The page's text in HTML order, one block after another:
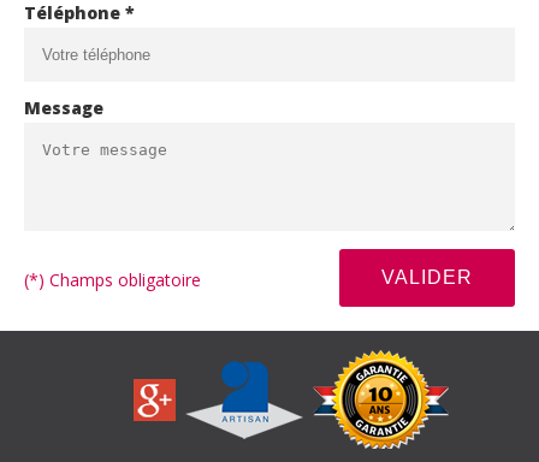
Téléphone *
Message
(*) Champs obligatoire